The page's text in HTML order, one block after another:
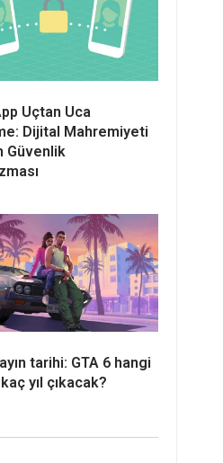
Uçtan Uca
Dijital Mahremiyeti
Güvenlik
tarihi: GTA 6 hangi
yıl çıkacak?